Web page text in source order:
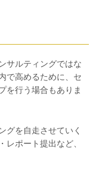
サルティングではな
で高めるために、セ
を行う場合もありま
グを自走させていく
ポート提出など、